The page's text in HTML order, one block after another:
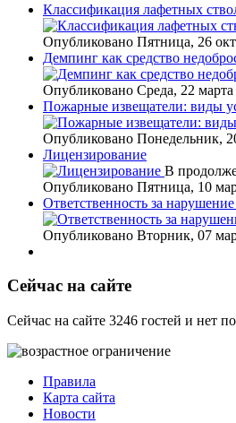
Классификация лафетных
Опубликовано Пятница, 26
Демпинг как средство
Опубликовано Среда, 22 марта
Пожарные извещатели: виды
Опубликовано Понедельник,
Лицензирование
В
Опубликовано Пятница, 10
Ответственность за
Опубликовано Вторник, 07
Сейчас на сайте
Сейчас на сайте 3246 гостей и нет
Правила
Карта сайта
Новости